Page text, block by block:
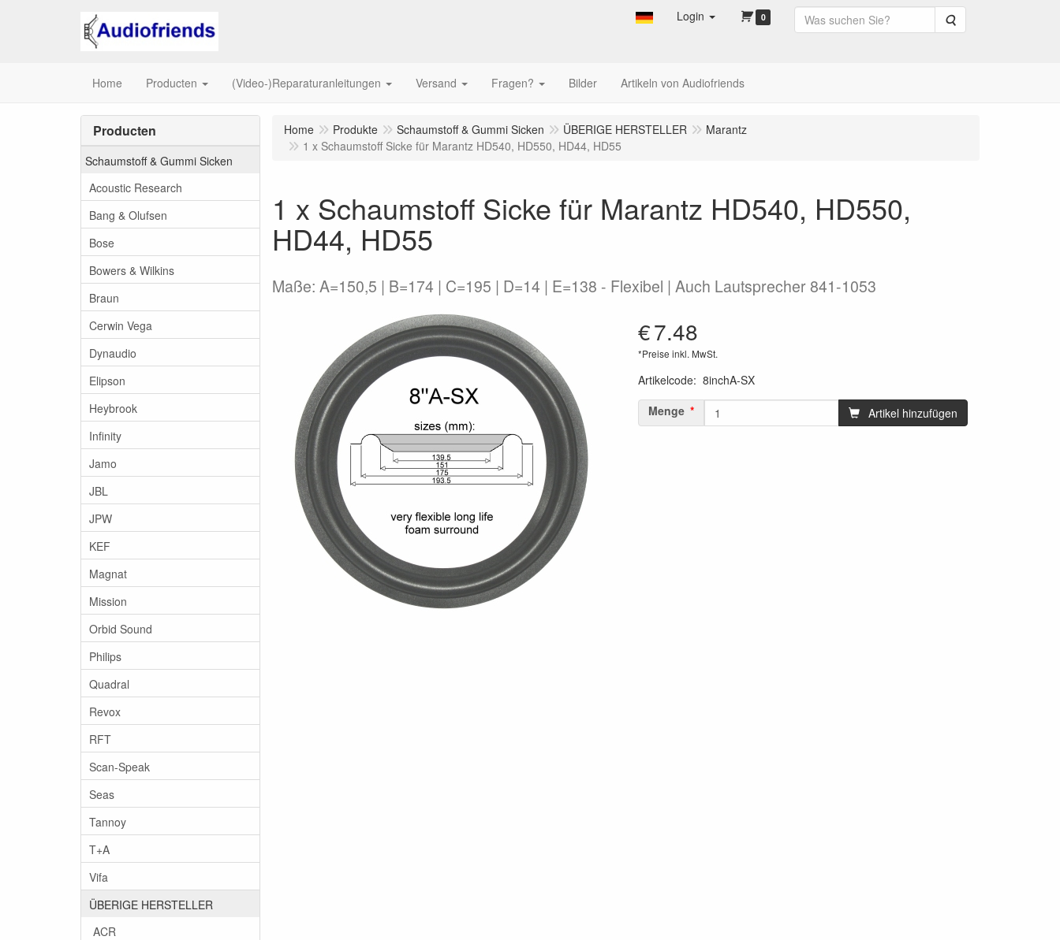
Login 0 Suche
Home Producten (Video-)Reparaturanleitungen Versand Fragen? Bilder Artikeln von Audiofriends
Producten
Schaumstoff & Gummi Sicken
Acoustic Research
Bang & Olufsen
Bose
Bowers & Wilkins
Braun
Cerwin Vega
Dynaudio
Elipson
Heybrook
Infinity
Jamo
JBL
JPW
KEF
Magnat
Mission
Orbid Sound
Philips
Quadral
Revox
RFT
Scan-Speak
Seas
Tannoy
T+A
Vifa
ÜBERIGE HERSTELLER
ACR
Home Produkte Schaumstoff & Gummi Sicken ÜBERIGE HERSTELLER
Marantz
1 x Schaumstoff Sicke für Marantz HD540, HD550, HD44, HD55
1 x Schaumstoff Sicke für Marantz HD540, HD550,
HD44, HD55
Maße: A=150,5 | B=174 | C=195 | D=14 | E=138 - Flexibel | Auch Lautsprecher 841-1053
€7.48
*Preise inkl. MwSt.
Artikelcode: 8inchA-SX
Menge
Artikel hinzufügen